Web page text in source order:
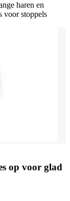
haren en
voor stoppels
op voor glad